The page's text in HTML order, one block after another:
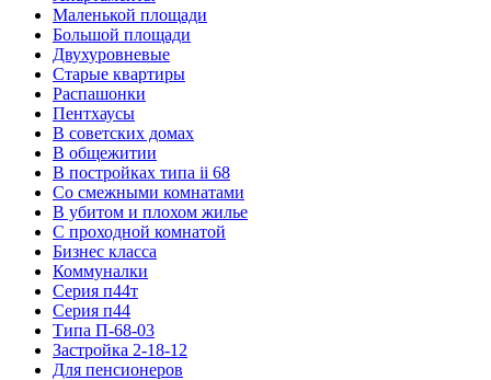
Маленькой площади
Большой площади
Двухуровневые
Старые квартиры
Распашонки
Пентхаусы
В советских домах
В общежитии
В постройках типа ii 68
Со смежными комнатами
В убитом и плохом жилье
С проходной комнатой
Бизнес класса
Коммуналки
Серия п44т
Серия п44
Типа П-68-03
Застройка 2-18-12
Для пенсионеров